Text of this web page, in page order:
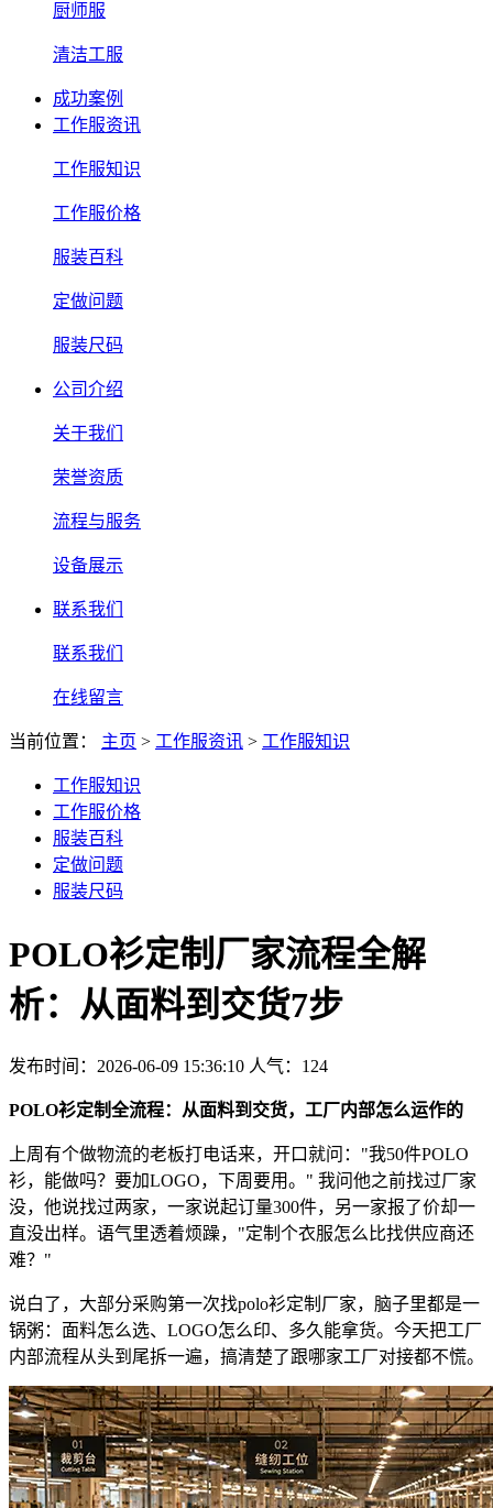
厨师服
清洁工服
成功案例
工作服资讯
工作服知识
工作服价格
服装百科
定做问题
服装尺码
公司介绍
关于我们
荣誉资质
流程与服务
设备展示
联系我们
联系我们
在线留言
当前位置： 主页 > 工作服资讯 > 工作服知识
工作服知识
工作服价格
服装百科
定做问题
服装尺码
POLO衫定制厂家流程全解
析：从面料到交货7步
发布时间：2026-06-09 15:36:10 人气： 124
POLO衫定制全流程：从面料到交货，工厂内部怎么运作的
上周有个做物流的老板打电话来，开口就问："我50件POLO
衫，能做吗？要加LOGO，下周要用。" 我问他之前找过厂家
没，他说找过两家，一家说起订量300件，另一家报了价却一
直没出样。语气里透着烦躁，"定制个衣服怎么比找供应商还
难？"
说白了，大部分采购第一次找polo衫定制厂家，脑子里都是一
锅粥：面料怎么选、LOGO怎么印、多久能拿货。今天把工厂
内部流程从头到尾拆一遍，搞清楚了跟哪家工厂对接都不慌。